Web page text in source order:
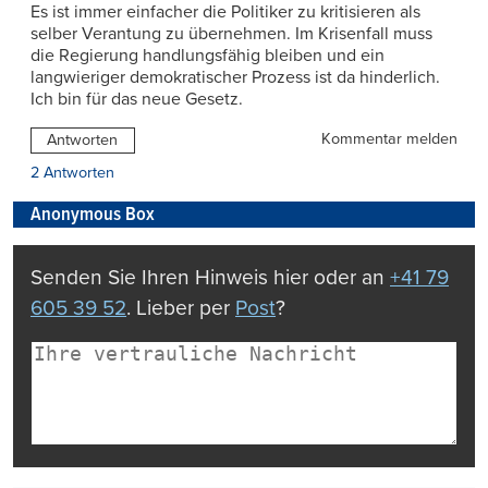
Es ist immer einfacher die Politiker zu kritisieren als
selber Verantung zu übernehmen. Im Krisenfall muss
die Regierung handlungsfähig bleiben und ein
langwieriger demokratischer Prozess ist da hinderlich.
Ich bin für das neue Gesetz.
Antworten
Kommentar melden
2 Antworten
Anonymous Box
Senden Sie Ihren Hinweis hier oder an +41 79
605 39 52. Lieber per Post?